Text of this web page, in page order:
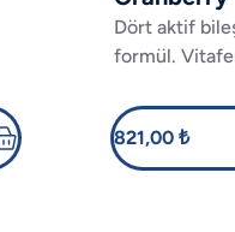
Dört aktif
formül.
ve
çok yönlü bir
bir araya
821,00 ₺